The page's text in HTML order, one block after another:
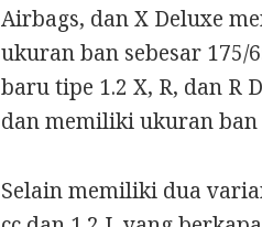
Airbags, dan X Deluxe
ukuran ban sebesar 175/
baru tipe 1.2 X, R, dan R
dan memiliki ukuran ban
Selain memiliki dua